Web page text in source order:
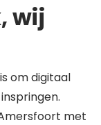
wij
om digitaal
met